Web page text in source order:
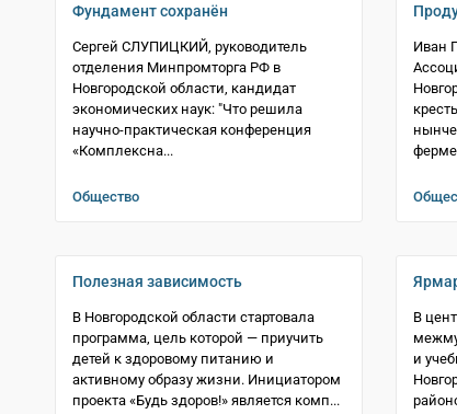
Фундамент сохранён
Сергей СЛУПИЦКИЙ, руководитель
отделения Минпромторга РФ в
Новгородской области, кандидат
экономических наук: "Что решила
научно-практическая конференция
«Комплексна...
Общество
Иван
Полезная зависимость
В Новгородской области стартовала
программа, цель которой — приучить
детей к здоровому питанию и
активному образу жизни. Инициатором
проекта «Будь здоров!» является комп...
В
и